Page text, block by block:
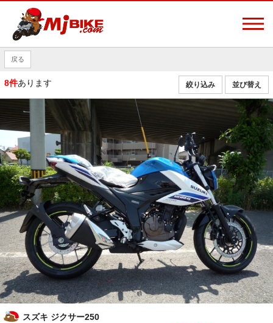
戻る
8件あります 並び替え
絞り込み
スズキ ジクサー250